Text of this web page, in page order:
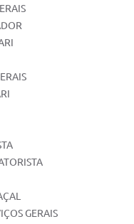
GERAIS